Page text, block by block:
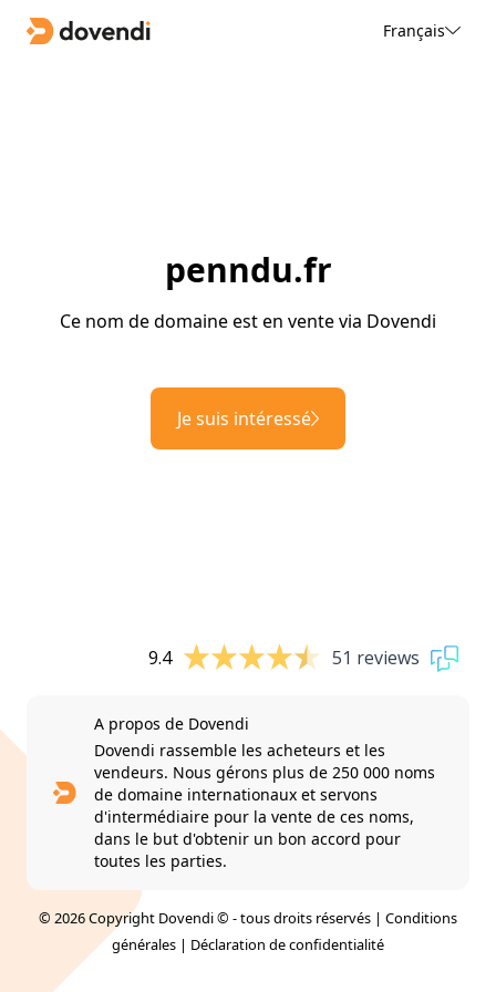
Français
penndu.fr
Ce nom de domaine est en vente via Dovendi
Je suis intéressé
9.4 51 reviews
A propos de Dovendi
Dovendi rassemble les acheteurs et les
vendeurs. Nous gérons plus de 250 000 noms
de domaine internationaux et servons
d'intermédiaire pour la vente de ces noms,
dans le but d'obtenir un bon accord pour
toutes les parties.
© 2026 Copyright Dovendi © - tous droits réservés | Conditions
générales | Déclaration de confidentialité